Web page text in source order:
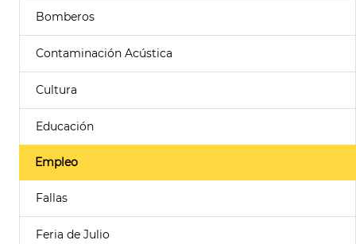
Bomberos
Contaminación Acústica
Cultura
Educación
Empleo
Fallas
Feria de Julio